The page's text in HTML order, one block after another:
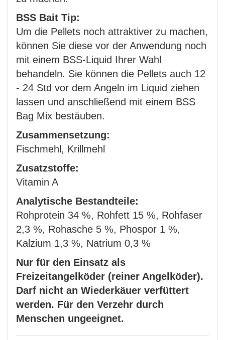
BSS Bait Tip:
Um die Pellets noch attraktiver zu machen,
können Sie diese vor der Anwendung noch
mit einem BSS-Liquid Ihrer Wahl
behandeln. Sie können die Pellets auch 12
- 24 Std vor dem Angeln im Liquid ziehen
lassen und anschließend mit einem BSS
Bag Mix bestäuben.
Zusammensetzung:
Fischmehl, Krillmehl
Zusatzstoffe:
Vitamin A
Analytische Bestandteile:
Rohprotein 34 %, Rohfett 15 %, Rohfaser
2,3 %, Rohasche 5 %, Phospor 1 %,
Kalzium 1,3 %, Natrium 0,3 %
Nur für den Einsatz als
Freizeitangelköder (reiner Angelköder).
Darf nicht an Wiederkäuer verfüttert
werden. Für den Verzehr durch
Menschen ungeeignet.